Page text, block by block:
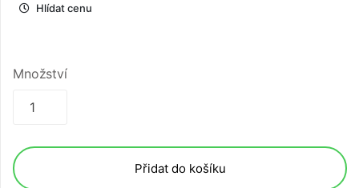
Hlídat cenu
Množství
Přidat do košíku